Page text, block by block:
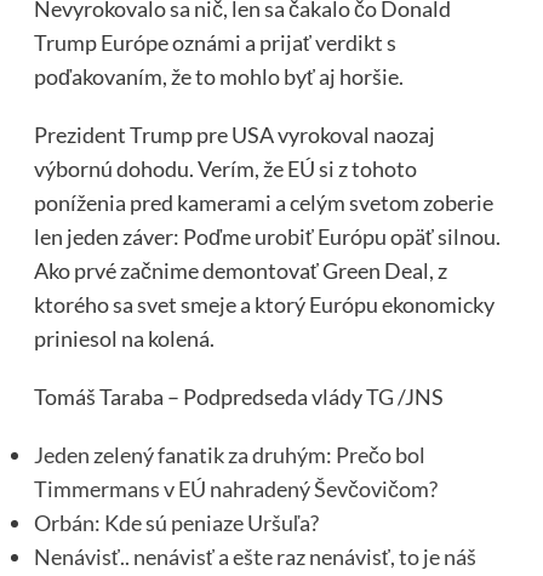
Nevyrokovalo sa nič, len sa čakalo čo Donald
Trump Európe oznámi a prijať verdikt s
poďakovaním, že to mohlo byť aj horšie.
Prezident Trump pre USA vyrokoval naozaj
výbornú dohodu. Verím, že EÚ si z tohoto
poníženia pred kamerami a celým svetom zoberie
len jeden záver: Poďme urobiť Európu opäť silnou.
Ako prvé začnime demontovať Green Deal, z
ktorého sa svet smeje a ktorý Európu ekonomicky
priniesol na kolená.
Tomáš Taraba – Podpredseda vládyTG/JNS
Jeden zelený fanatik za druhým: Prečo bol
Timmermans v EÚ nahradený Ševčovičom?
Orbán: Kde sú peniaze Uršuľa?
Nenávisť.. nenávisť a ešte raz nenávisť, to je náš